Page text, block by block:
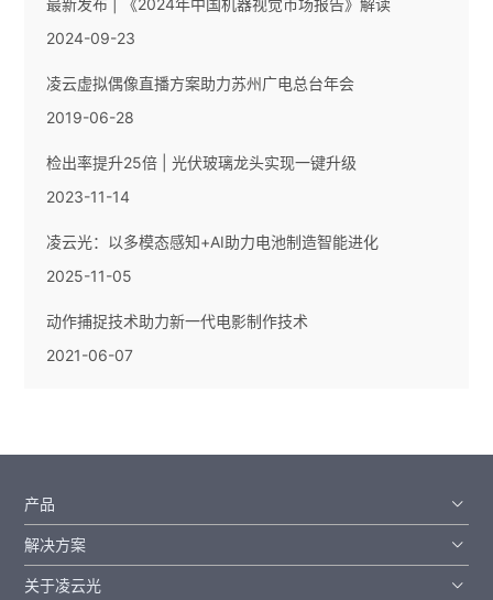
2024-09-23
凌云虚拟偶像直播方案助力苏州广电总台年会
2019-06-28
检出率提升25倍 | 光伏玻璃龙头实现一键升级
2023-11-14
凌云光：以多模态感知+AI助力电池制造智能进化
2025-11-05
动作捕捉技术助力新一代电影制作技术
2021-06-07
产品
解决方案
关于凌云光